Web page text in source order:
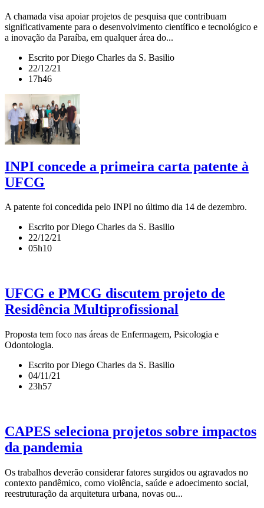
A chamada visa apoiar projetos de pesquisa que contribuam
significativamente para o desenvolvimento científico e tecnológico e
a inovação da Paraíba, em qualquer área do...
Escrito por Diego Charles da S. Basilio
22/12/21
17h46
INPI concede a primeira carta patente à
UFCG
A patente foi concedida pelo INPI no último dia 14 de dezembro.
Escrito por Diego Charles da S. Basilio
22/12/21
05h10
UFCG e PMCG discutem projeto de
Residência Multiprofissional
Proposta tem foco nas áreas de Enfermagem, Psicologia e
Odontologia.
Escrito por Diego Charles da S. Basilio
04/11/21
23h57
CAPES seleciona projetos sobre impactos
da pandemia
Os trabalhos deverão considerar fatores surgidos ou agravados no
contexto pandêmico, como violência, saúde e adoecimento social,
reestruturação da arquitetura urbana, novas ou...